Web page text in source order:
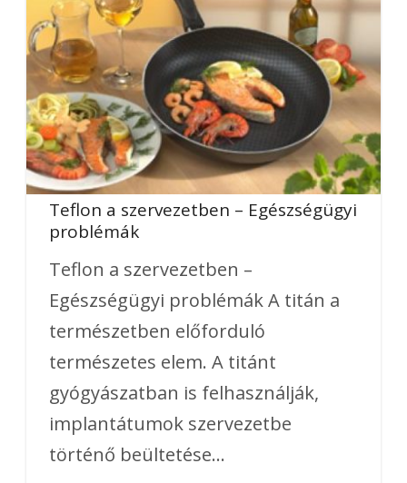
Teflon a szervezetben – Egészségügyi
problémák
Teflon a szervezetben –
Egészségügyi problémák A titán a
természetben előforduló
természetes elem. A titánt
gyógyászatban is felhasználják,
implantátumok szervezetbe
történő beültetése...